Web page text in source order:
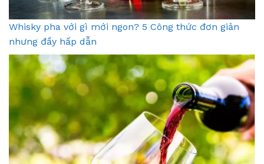
Whisky pha với gì mới ngon? 5 Công thức đơn giản
nhưng đầy hấp dẫn